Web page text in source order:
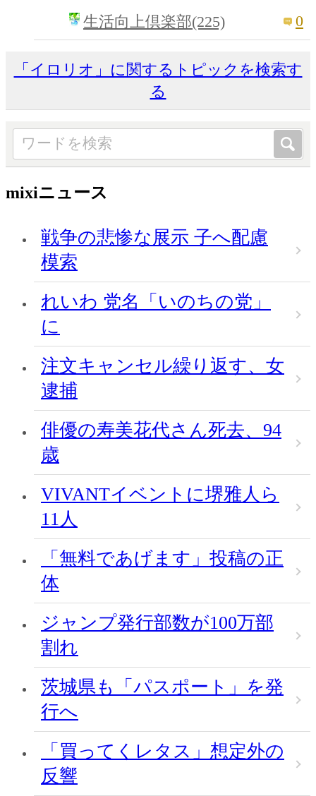
生活向上倶楽部(225) 0
「イロリオ」に関するトピックを検索す
る
mixiニュース
戦争の悲惨な展示 子へ配慮
模索
れいわ 党名「いのちの党」
に
注文キャンセル繰り返す、女
逮捕
俳優の寿美花代さん死去、94
歳
VIVANTイベントに堺雅人ら
11人
「無料であげます」投稿の正
体
ジャンプ発行部数が100万部
割れ
茨城県も「パスポート」を発
行へ
「買ってくレタス」想定外の
反響